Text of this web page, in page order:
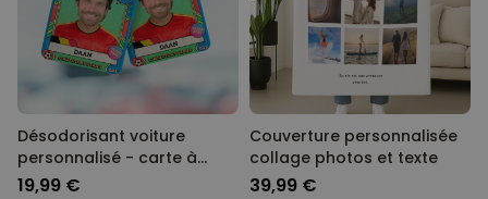
Désodorisant voiture
personnalisé - carte à
collectionner Coupe du
19,99 €
Couverture personnalisée
collage photos et texte
39,99 €